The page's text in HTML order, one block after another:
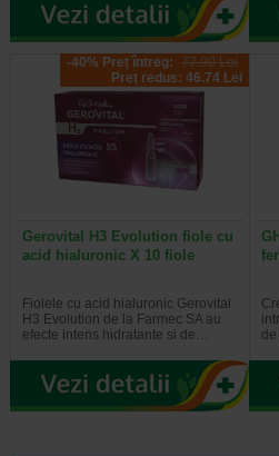
-40% Preț întreg: 77.90 Lei
Preț redus: 46.74 Lei
Gerovital H3 Evolution fiole cu
acid hialuronic X 10 fiole
Fiolele cu acid hialuronic Gerovital
H3 Evolution de la Farmec SA au
efecte intens hidratante si de…